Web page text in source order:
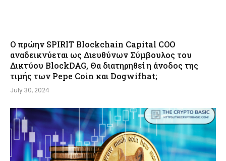
Ο πρώην SPIRIT Blockchain Capital COO
αναδεικνύεται ως Διευθύνων Σύμβουλος του
Δικτύου BlockDAG, Θα διατηρηθεί η άνοδος της
τιμής των Pepe Coin και Dogwifhat;
July 30, 2024